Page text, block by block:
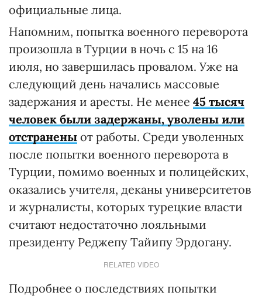
официальные лица.
Напомним, попытка военного переворота
произошла в Турции в ночь с 15 на 16
июля, но завершилась провалом. Уже на
следующий день начались массовые
задержания и аресты. Не менее 45 тысяч
человек были задержаны, уволены или
отстранены от работы. Среди уволенных
после попытки военного переворота в
Турции, помимо военных и полицейских,
оказались учителя, деканы университетов
и журналисты, которых турецкие власти
считают недостаточно лояльными
президенту Реджепу Тайипу Эрдогану.
RELATED VIDEO
Подробнее о последствиях попытки